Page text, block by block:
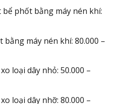
phốt bằng máy nén khí:
máy nén khí: 80.000 –
loại dây nhỏ: 50.000 –
loại dây nhỡ: 80.000 –